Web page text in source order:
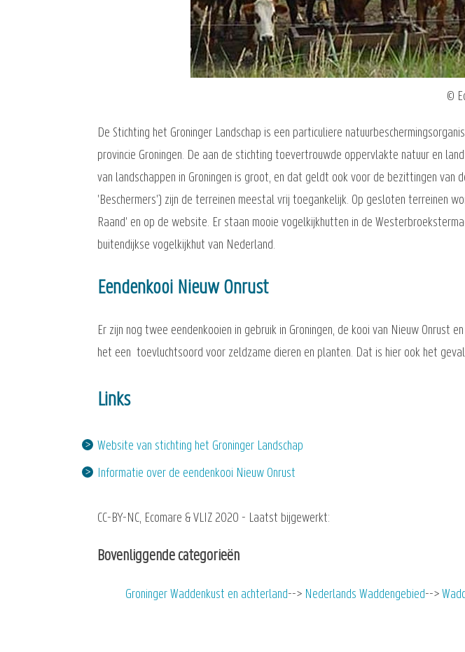
©
De Stichting het Groninger Landschap is een particuliere
provincie Groningen. De aan de stichting toevertrouwde oppervlakte natuur en
van landschappen in Groningen is groot, en dat geldt ook voor de bezittingen van
'Beschermers') zijn de terreinen meestal vrij toegankelijk. Op gesloten terreinen
Raand' en op de website. Er staan mooie vogelkijkhutten in de
buitendijkse vogelkijkhut van Nederland.
Eendenkooi Nieuw Onrust
Er zijn nog twee eendenkooien in gebruik in Groningen, de kooi van Nieuw
het een toevluchtsoord voor zeldzame dieren en planten. Dat is hier ook het
Links
Website van stichting het Groninger Landschap
Informatie over de eendenkooi Nieuw Onrust
CC-BY-NC, Ecomare & VLIZ 2020 - Laatst bijgewerkt:
Bovenliggende categorieën
Groninger Waddenkust en achterland Nederlands Waddengebied